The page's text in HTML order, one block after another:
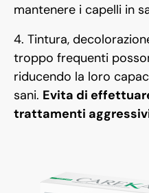
mantenere i capelli in
4. Tintura,
troppo frequenti
riducendo la loro
sani. Evita di
trattamenti